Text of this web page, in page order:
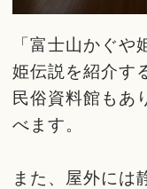
「富士山かぐ
姫伝説を紹介す
民俗資料館もあ
べます。
また、屋外には